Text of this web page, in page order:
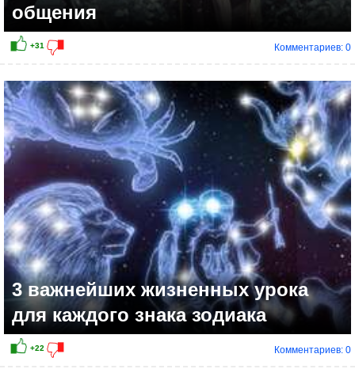
общения
Комментариев: 0
3 важнейших жизненных урока
для каждого знака зодиака
Комментариев: 0